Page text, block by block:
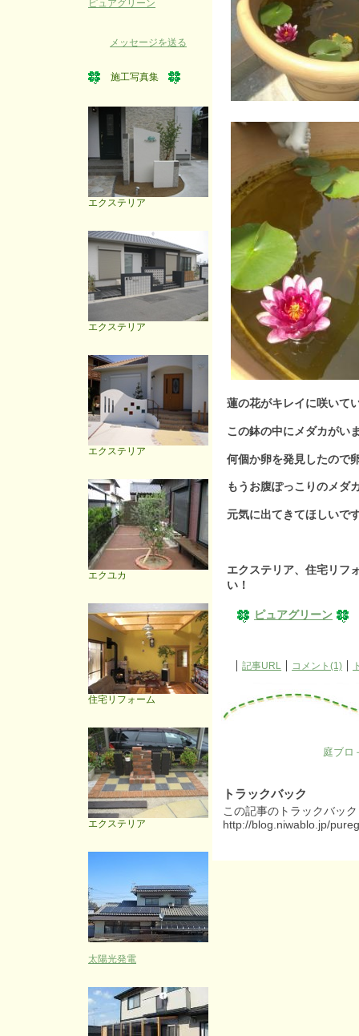
蓮の花がキレイに咲いて
この鉢の中にメダカがい
何個か卵を発見したので
もうお腹ぽっこりのメダ
元気に出てきてほしいで
エクステリア、住宅リフ
い！
ピュアグリーン
記事URL コメント(1)
庭ブロ
トラックバック
この記事のトラックバッ
http://blog.niwablo.jp/
ピュアグリーン
メッセージを送る
施工写真集
エクステリア
エクステリア
エクステリア
エクユカ
住宅リフォーム
エクステリア
太陽光発電